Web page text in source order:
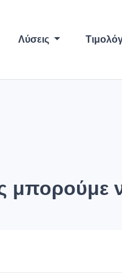
Λύσεις
μπορούμε